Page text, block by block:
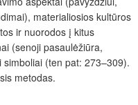
materialiosios kultūros
ir nuorodos į kitus
(senoji pasaulėžiūra,
(ten pat: 273–309).
metodas.